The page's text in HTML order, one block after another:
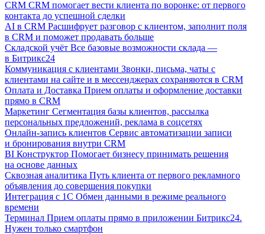
CRM CRM помогает вести клиента по воронке: от первого
контакта до успешной сделки
AI в CRM Расшифрует разговор с клиентом, заполнит поля
в CRM и поможет продавать больше
Складской учёт Все базовые возможности склада —
в Битрикс24
Коммуникация с клиентами Звонки, письма, чаты с
клиентами на сайте и в мессенджерах сохраняются в CRM
Оплата и Доставка Прием оплаты и оформление доставки
прямо в CRM
Маркетинг Сегментация базы клиентов, рассылка
персональных предложений, реклама в соцсетях
Онлайн-запись клиентов Сервис автоматизации записи
и бронирования внутри CRM
BI Конструктор Помогает бизнесу принимать решения
на основе данных
Сквозная аналитика Путь клиента от первого рекламного
объявления до совершения покупки
Интеграция с 1С Обмен данными в режиме реального
времени
Терминал Прием оплаты прямо в приложении Битрикс24.
Нужен только смартфон